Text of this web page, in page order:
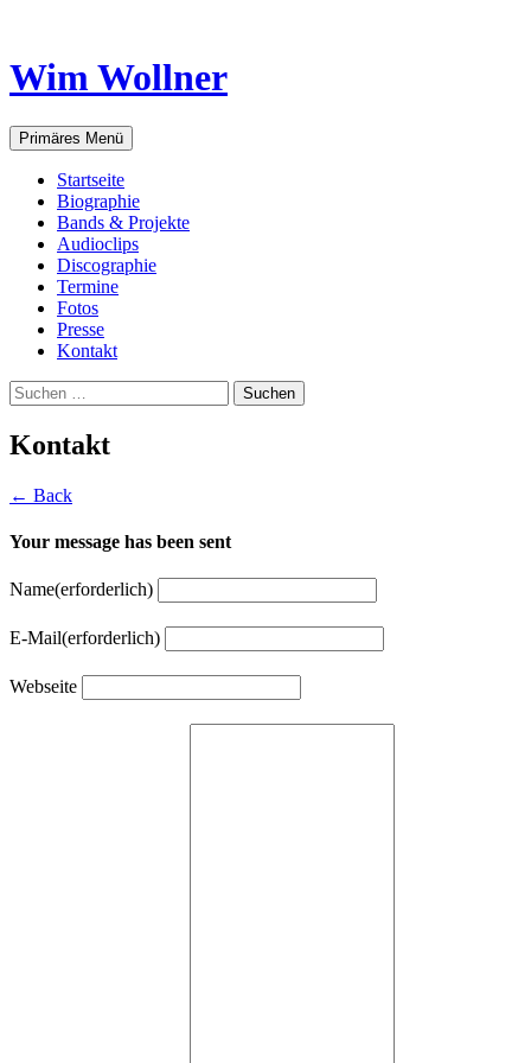
Wim Wollner
Suchen
Primäres Menü Zum
Inhalt
Startseite
Biographie
Bands & Projekte
Audioclips
Discographie
Termine
Fotos
Presse
Kontakt
Suchen
nach:
Kontakt
← Back
Your message has been sent
Name(erforderlich)
E-Mail(erforderlich)
Webseite